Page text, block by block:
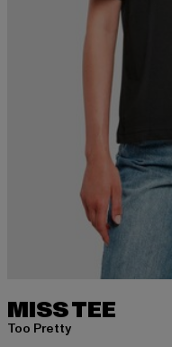
MISS TEE
Too Pretty